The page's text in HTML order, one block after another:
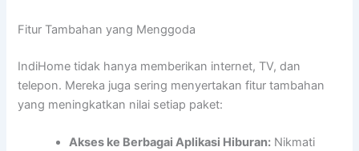
Fitur Tambahan yang Menggoda
IndiHome tidak hanya memberikan internet, TV, dan
telepon. Mereka juga sering menyertakan fitur tambahan
yang meningkatkan nilai setiap paket:
Akses ke Berbagai Aplikasi Hiburan: Nikmati